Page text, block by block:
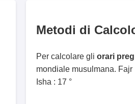
Metodi di
Per calcolare gli orari
mondiale musulmana. Fajr
Isha : 17 °